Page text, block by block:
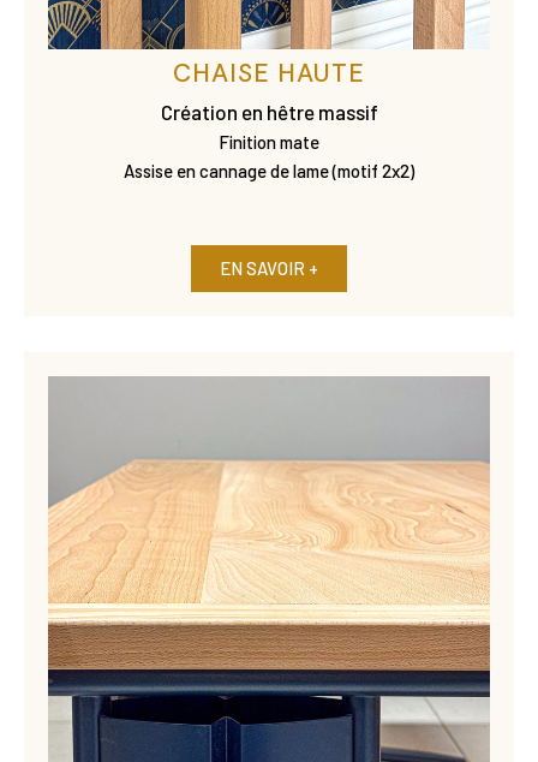
CHAISE HAUTE
Création en hêtre massif
Finition mate
Assise en cannage de lame (motif 2x2)
EN SAVOIR +